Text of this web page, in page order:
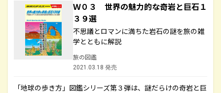
Ｗ０３ 世界の魅力的な奇岩と巨石１
３９選
不思議とロマンに満ちた岩石の謎を旅の雑
学とともに解説
旅の図鑑
2021.03.18 発売
「地球の歩き方」図鑑シリーズ第３弾は、謎だらけの奇岩と巨